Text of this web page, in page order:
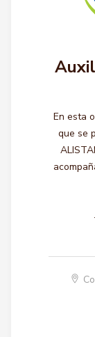
En esta
que se